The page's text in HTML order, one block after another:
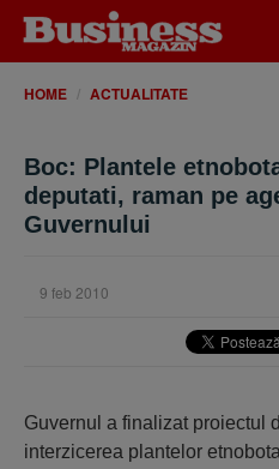
HOME ACTUALITATE
Boc: Plantele
deputati, raman pe
Guvernului
9 feb 2010
Guvernul a finalizat proiectul
interzicerea plantelor